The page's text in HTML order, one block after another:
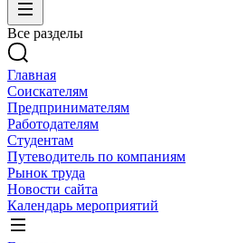
Все разделы
Главная
Соискателям
Предпринимателям
Работодателям
Студентам
Путеводитель по компаниям
Рынок труда
Новости сайта
Календарь мероприятий